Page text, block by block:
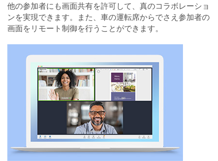
他の参加者にも画面共有を許可して、真のコラボレーショ
ンを実現できます。また、車の運転席からでさえ参加者の
画面をリモート制御を行うことができます。